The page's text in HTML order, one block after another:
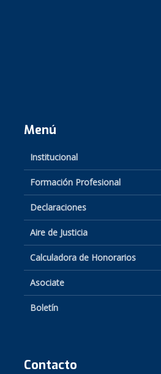
Menú
Institucional
Formación Profesional
Declaraciones
Aire de Justicia
Calculadora de Honorarios
Asociate
Boletín
Contacto